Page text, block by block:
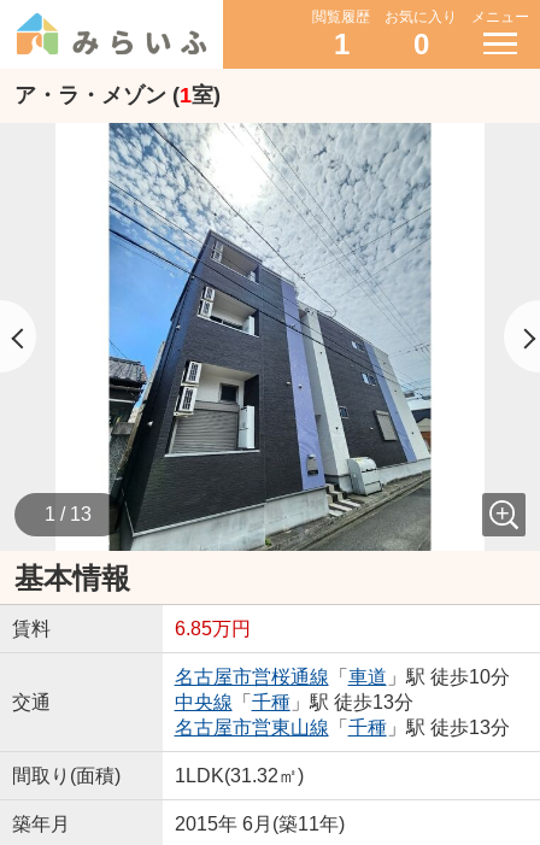
閲覧履歴
1
お気に入り
0
メニュー
ア・ラ・メゾン (1室)
1 / 13
基本情報
賃料 6.85万円
交通
名古屋市営桜通線 「 車道 」駅 徒歩10分
中央線 「 千種」駅 徒歩13分
名古屋市営東山線 「 千種」駅 徒歩13分
間取り(面積) 1LDK(31.32㎡)
築年月 2015年 6月(築11年)